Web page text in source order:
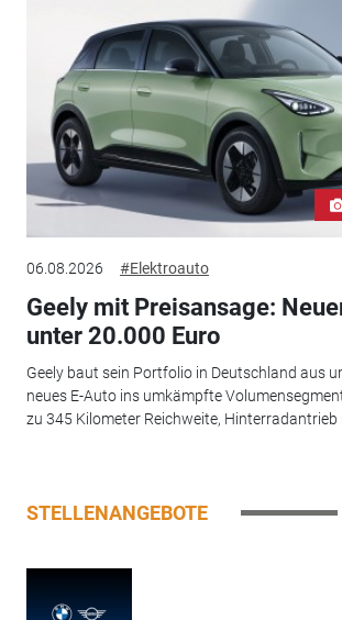
06.08.2026 #Elektroauto
Geely mit Preisansage:
unter 20.000 Euro
Geely baut sein Portfolio in Deutschland aus
neues E-Auto ins umkämpfte
zu 345 Kilometer Reichweite, Hinterradantrieb
STELLENANGEBOTE